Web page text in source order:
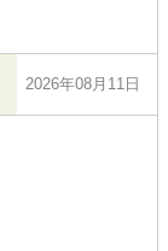
2026年08月11日